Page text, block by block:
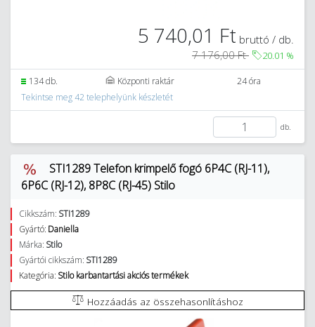
5 740,01 Ft bruttó / db.
7 176,00 Ft
20.01 %
134 db. Központi raktár
24 óra
Tekintse meg 42 telephelyünk készletét
db.
STI1289 Telefon krimpelő fogó 6P4C (RJ-11),
6P6C (RJ-12), 8P8C (RJ-45) Stilo
Cikkszám: STI1289
Gyártó: Daniella
Márka: Stilo
Gyártói cikkszám: STI1289
Kategória: Stilo karbantartási akciós termékek
Hozzáadás az összehasonlításhoz